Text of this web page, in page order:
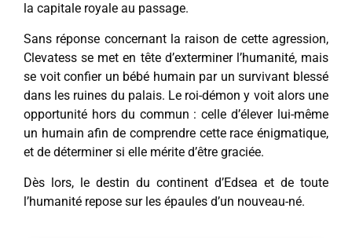
la capitale royale au passage.
Sans réponse concernant la raison de cette agression,
Clevatess se met en tête d’exterminer l’humanité, mais
se voit confier un bébé humain par un survivant blessé
dans les ruines du palais. Le roi-démon y voit alors une
opportunité hors du commun : celle d’élever lui-même
un humain afin de comprendre cette race énigmatique,
et de déterminer si elle mérite d’être graciée.
Dès lors, le destin du continent d’Edsea et de toute
l’humanité repose sur les épaules d’un nouveau-né.